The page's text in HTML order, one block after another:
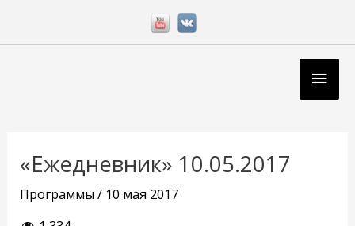
«Ежедневник» 10.05.2017
Программы/ 10 мая 2017
записям